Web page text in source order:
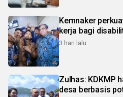
Kemnaker
kerja bagi
3 hari lalu
Zulhas: KDKMP
desa berbasis